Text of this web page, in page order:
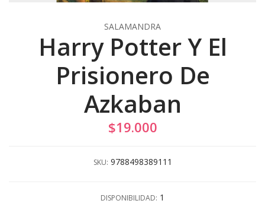
SALAMANDRA
Harry Potter Y El
Prisionero De
Azkaban
$19.000
SKU: 9788498389111
DISPONIBILIDAD: 1